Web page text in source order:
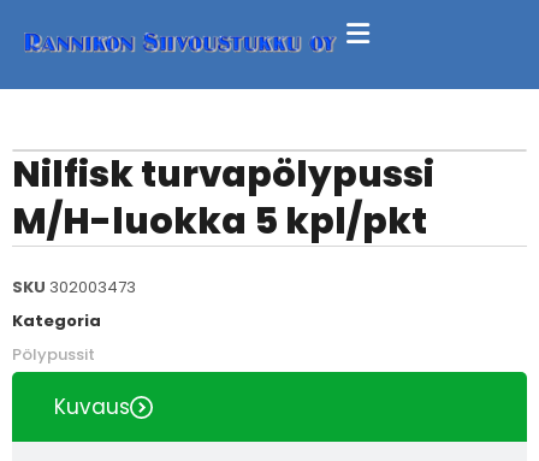
Nilfisk turvapölypussi
M/H-luokka 5 kpl/pkt
SKU 302003473
Kategoria
Pölypussit
Kuvaus